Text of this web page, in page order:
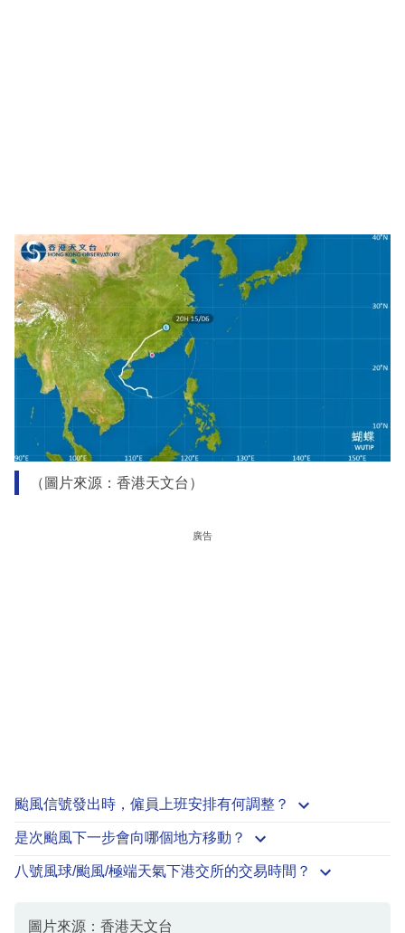
（圖片來源：香港天文台）
廣告
颱風信號發出時，僱員上班安排有何調整？
是次颱風下一步會向哪個地方移動？
八號風球/颱風/極端天氣下港交所的交易時間？
圖片來源：香港天文台